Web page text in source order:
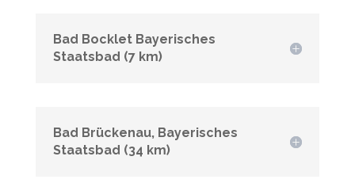
Bad Bocklet Bayerisches
Staatsbad (7 km)
Bad Brückenau, Bayerisches
Staatsbad (34 km)